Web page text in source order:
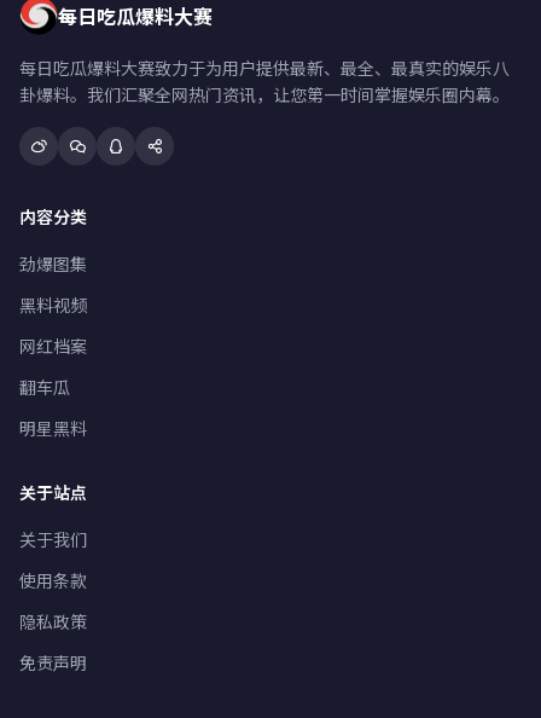
每日吃瓜爆料大赛
每日吃瓜爆料大赛致力于为用户提供最新、最全、最真实的娱乐八
卦爆料。我们汇聚全网热门资讯，让您第一时间掌握娱乐圈内幕。
内容分类
劲爆图集
黑料视频
网红档案
翻车瓜
明星黑料
关于站点
关于我们
使用条款
隐私政策
免责声明